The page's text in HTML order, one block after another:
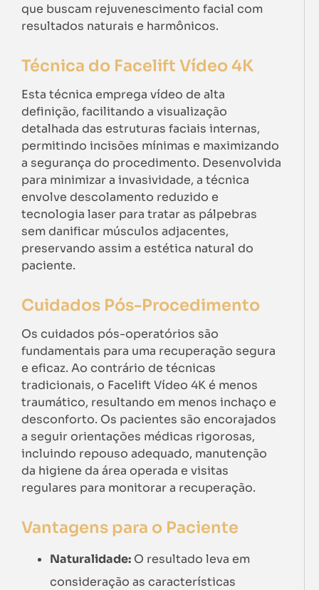
que buscam rejuvenescimento facial com
resultados naturais e harmônicos.
Técnica do Facelift Vídeo 4K
Esta técnica emprega vídeo de alta
definição, facilitando a visualização
detalhada das estruturas faciais internas,
permitindo incisões mínimas e maximizando
a segurança do procedimento. Desenvolvida
para minimizar a invasividade, a técnica
envolve descolamento reduzido e
tecnologia laser para tratar as pálpebras
sem danificar músculos adjacentes,
preservando assim a estética natural do
paciente.
Cuidados Pós-Procedimento
Os cuidados pós-operatórios são
fundamentais para uma recuperação segura
e eficaz. Ao contrário de técnicas
tradicionais, o Facelift Vídeo 4K é menos
traumático, resultando em menos inchaço e
desconforto. Os pacientes são encorajados
a seguir orientações médicas rigorosas,
incluindo repouso adequado, manutenção
da higiene da área operada e visitas
regulares para monitorar a recuperação.
Vantagens para o Paciente
Naturalidade: O resultado leva em
consideração as características